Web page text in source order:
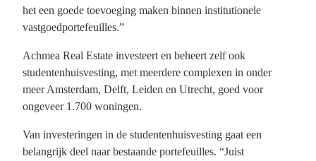
het een goede toevoeging maken binnen institutionele
vastgoedportefeuilles.”
Achmea Real Estate investeert en beheert zelf ook
studentenhuisvesting, met meerdere complexen in onder
meer Amsterdam, Delft, Leiden en Utrecht, goed voor
ongeveer 1.700 woningen.
Van investeringen in de studentenhuisvesting gaat een
belangrijk deel naar bestaande portefeuilles. “Juist